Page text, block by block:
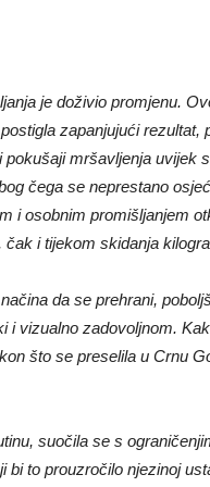
je doživio promjenu.
zapanjujući rezultat,
mršavljenja uvijek
čega se neprestano
i osobnim promišljanjem
i tijekom skidanja
da se prehrani,
i vizualno zadovoljnom.
što se preselila u Crnu
suočila se s
to prouzročilo njezinoj